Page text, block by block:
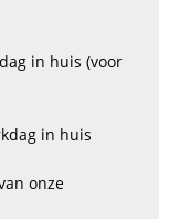
in huis (voor
in huis
onze